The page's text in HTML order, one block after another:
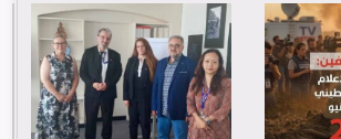
لجنة دعم الصحفيين: 58 انتهاك بحق الإعلام الفلسطيني خلال حزيران/